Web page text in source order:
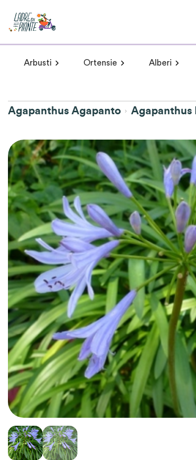
ArbustiArbusti a fioritura primaverile
Arbusti a
OrtensieHydrangeaAlberi
Agapanthus Agapanto Agapanthus